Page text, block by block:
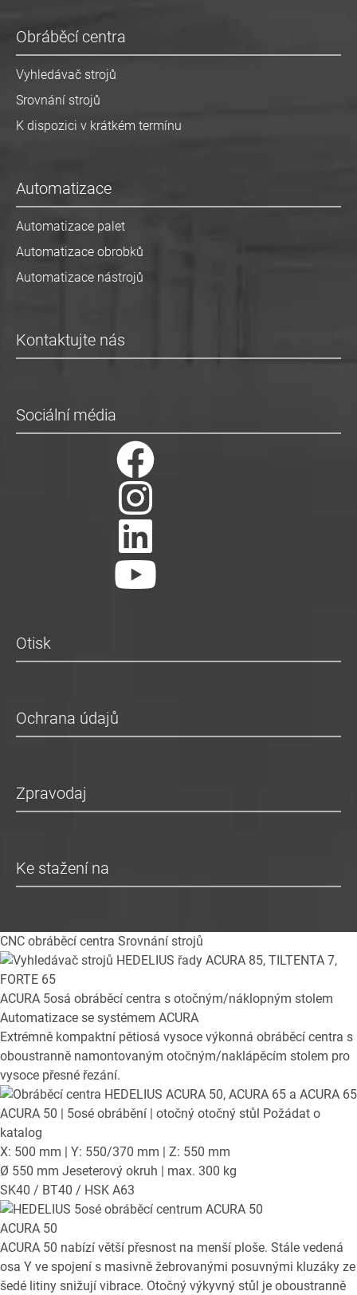
Obráběcí centra
Vyhledávač strojů
Srovnání strojů
K dispozici v krátkém termínu
Automatizace
Automatizace palet
Automatizace obrobků
Automatizace nástrojů
Kontaktujte nás
Sociální média
Otisk
Ochrana údajů
Zpravodaj
Ke stažení na
CNC obráběcí centra Srovnání strojů
ACURA 5osá obráběcí centra s otočným/náklopným stolem
Automatizace se systémem ACURA
Extrémně kompaktní pětiosá vysoce výkonná obráběcí centra s
oboustranně namontovaným otočným/naklápěcím stolem pro
vysoce přesné řezání.
ACURA 50 | 5osé obrábění | otočný otočný stůl Požádat o
katalog
X: 500 mm | Y: 550/370 mm | Z: 550 mm
Ø 550 mm Jeseterový okruh | max. 300 kg
SK40 / BT40 / HSK A63
ACURA 50
ACURA 50 nabízí větší přesnost na menší ploše. Stále vedená
osa Y ve spojení s masivně žebrovanými posuvnými kluzáky ze
šedé litiny snižují vibrace. Otočný výkyvný stůl je oboustranně